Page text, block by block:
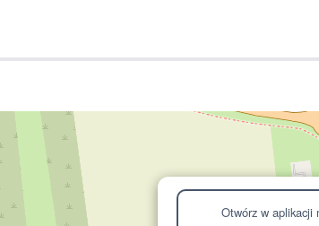
Otwórz w aplikacji